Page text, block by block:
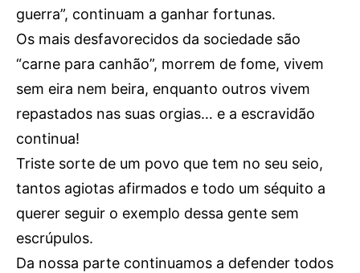
Tel. 238 310 090 (chamada para a rede fixa nacional)
E-mail: jornalsantamarinha@gmail.com
Facebook Instagram Youtube
Sobre o Jornal
Ficha Técnica
guerra”, continuam a ganhar fortunas.
Os mais desfavorecidos da sociedade são
“carne para canhão”, morrem de fome, vivem
sem eira nem beira, enquanto outros vivem
repastados nas suas orgias… e a escravidão
continua!
Triste sorte de um povo que tem no seu seio,
tantos agiotas afirmados e todo um séquito a
querer seguir o exemplo dessa gente sem
escrúpulos.
Da nossa parte continuamos a defender todos